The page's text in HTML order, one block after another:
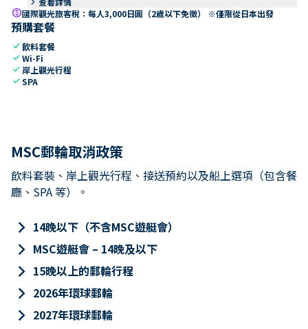
paid國際觀光旅客稅：每人3,000日圓（2歲以下免徵） ※僅限從日本出發
預購套餐
check飲料套餐
checkWi-Fi
check 岸上觀光行程
checkSPA
MSC郵輪取消政策
飲料套裝、岸上觀光行程、接送預約以及船上選項（包含餐
廳、SPA 等）。
keyboard_arrow_right 14晚以下（不含MSC遊艇會）
keyboard_arrow_right MSC遊艇會 – 14晚及以下
keyboard_arrow_right 15晚以上的郵輪行程
keyboard_arrow_right 2026年環球郵輪
keyboard_arrow_right 2027年環球郵輪